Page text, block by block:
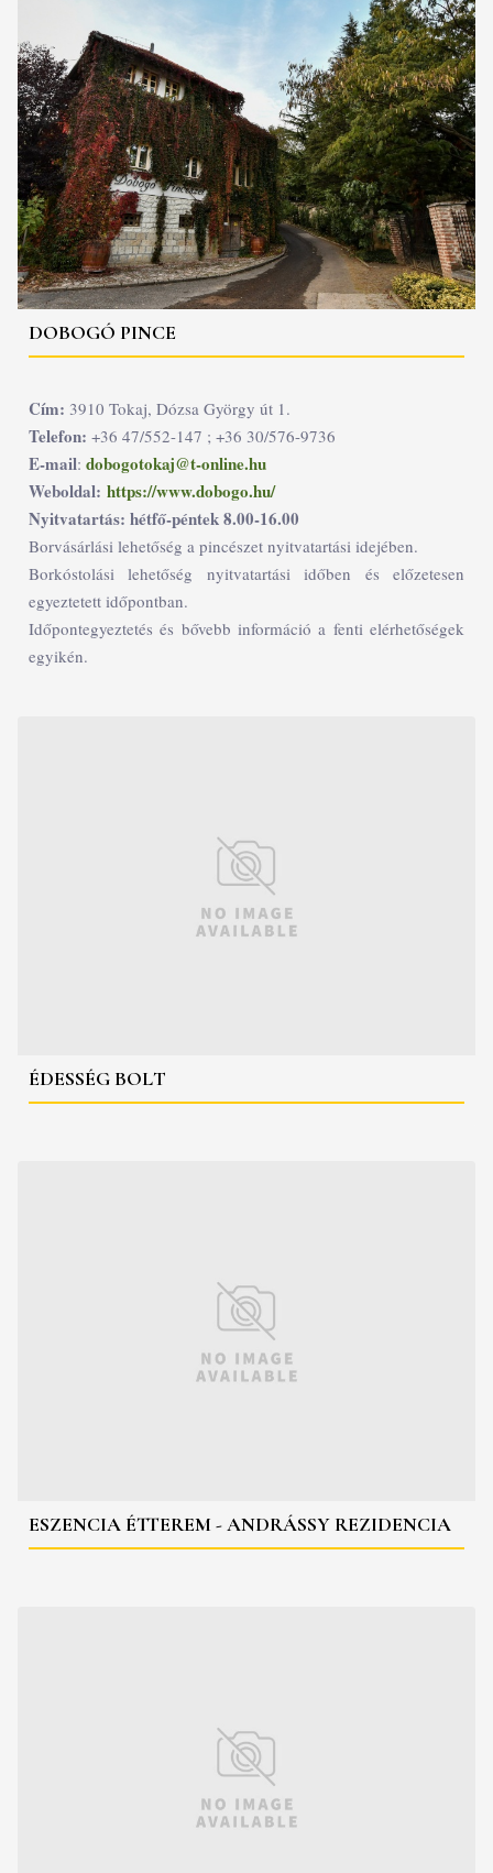
DOBOGÓ PINCE
Cím: 3910 Tokaj, Dózsa György út 1.
Telefon: +36 47/552-147 ; +36 30/576-9736
E-mail: dobogotokaj@t-online.hu
Weboldal: https://www.dobogo.hu/
Nyitvatartás: hétfő-péntek 8.00-16.00
Borvásárlási lehetőség a pincészet nyitvatartási idejében.
Borkóstolási lehetőség nyitvatartási időben és előzetesen
egyeztetett időpontban.
Időpontegyeztetés és bővebb információ a fenti elérhetőségek
egyikén.
ÉDESSÉG BOLT
ESZENCIA ÉTTEREM - ANDRÁSSY REZIDENCIA